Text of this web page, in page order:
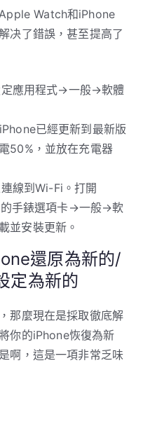
Watch和iPhone
决了錯誤，甚至提高了
定應用程式→一般→軟體
已經更新到最新版
50%，並放在充電器
線到Wi-Fi。打開
手錶選項卡→一般→軟
並安裝更新。
還原為新的/
定為新的
那麼現在是採取徹底解
你的iPhone恢復為新
啊，這是一項非常乏味